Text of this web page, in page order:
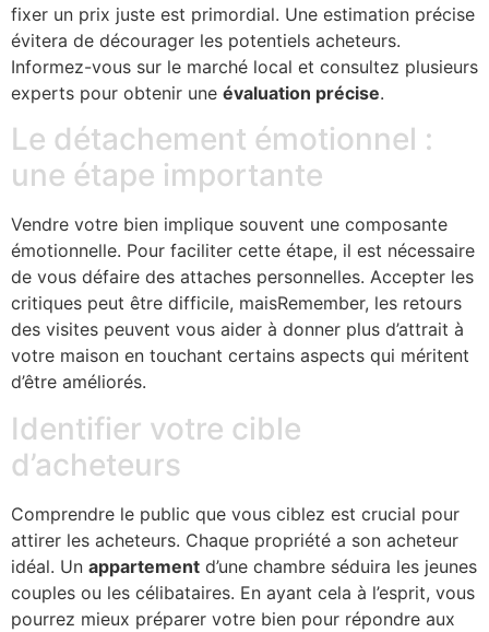
fixer un prix juste est primordial. Une estimation précise
évitera de décourager les potentiels acheteurs.
Informez-vous sur le marché local et consultez plusieurs
experts pour obtenir une évaluation précise.
Le détachement émotionnel :
une étape importante
Vendre votre bien implique souvent une composante
émotionnelle. Pour faciliter cette étape, il est nécessaire
de vous défaire des attaches personnelles. Accepter les
critiques peut être difficile, maisRemember, les retours
des visites peuvent vous aider à donner plus d’attrait à
votre maison en touchant certains aspects qui méritent
d’être améliorés.
Identifier votre cible
d’acheteurs
Comprendre le public que vous ciblez est crucial pour
attirer les acheteurs. Chaque propriété a son acheteur
idéal. Un appartement d’une chambre séduira les jeunes
couples ou les célibataires. En ayant cela à l’esprit, vous
pourrez mieux préparer votre bien pour répondre aux